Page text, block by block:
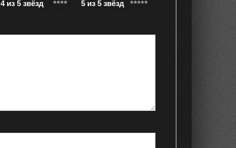
4 из 5 звёзд 5 из 5 звёзд